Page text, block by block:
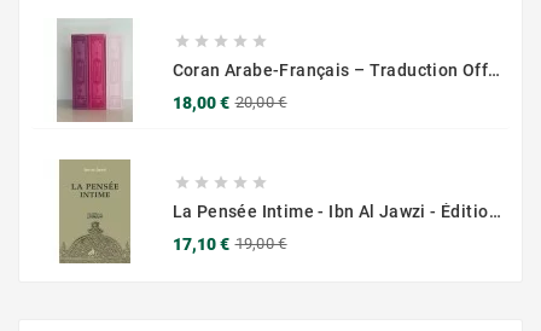
    
Coran Arabe-Français – Traduction Officielle (14x20 Cm ) – Couverture Daim Luxees Dorées
18,00 € 20,00 €
    
La Pensée Intime - Ibn Al Jawzi - Éditions Chama (Al Azhar)
17,10 € 19,00 €